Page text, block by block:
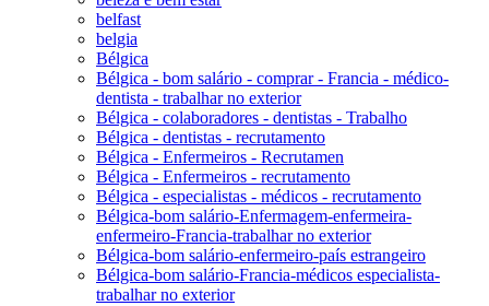
belfast
belgia
Bélgica
Bélgica - bom salário - comprar - Francia - médico-
dentista - trabalhar no exterior
Bélgica - colaboradores - dentistas - Trabalho
Bélgica - dentistas - recrutamento
Bélgica - Enfermeiros - Recrutamen
Bélgica - Enfermeiros - recrutamento
Bélgica - especialistas - médicos - recrutamento
Bélgica-bom salário-Enfermagem-enfermeira-
enfermeiro-Francia-trabalhar no exterior
Bélgica-bom salário-enfermeiro-país estrangeiro
Bélgica-bom salário-Francia-médicos especialista-
trabalhar no exterior